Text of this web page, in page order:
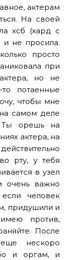
актерам
На своей
хсб (хард с
и не просила.
просто
при
но не
потаенные
чтобы мне
самом деле
орешь на
актера, на
рту, у тебя
в узел
очень важно
человек
придушили и
против,
После
нескоро
и оргам, и